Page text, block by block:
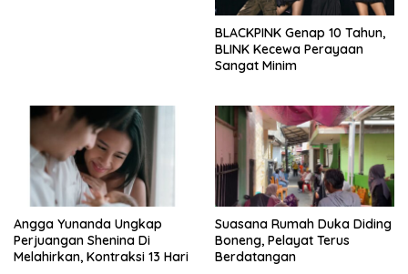
BLACKPINK Genap 10 Tahun,
BLINK Kecewa Perayaan
Sangat Minim
Angga Yunanda Ungkap
Perjuangan Shenina Di
Melahirkan, Kontraksi 13 Hari
Suasana Rumah Duka Diding
Boneng, Pelayat Terus
Berdatangan